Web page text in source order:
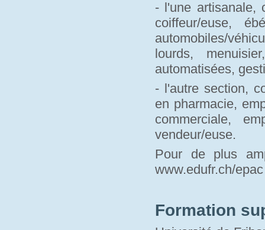
- l'une artisanale,
coiffeur/euse,
automobiles/
lourds,
automatisées,
- l'autre section,
en pharmacie,
commerciale,
vendeur/euse.
Pour de plus
www.edufr.ch/
Formation